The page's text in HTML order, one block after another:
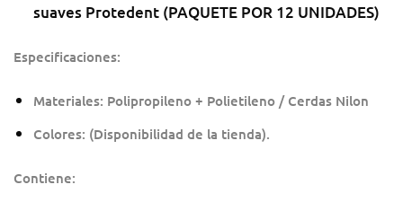
suaves Protedent (PAQUETE POR 12 UNIDADES)
Especificaciones:
Materiales: Polipropileno + Polietileno / Cerdas Nilon
Colores: (Disponibilidad de la tienda).
Contiene: